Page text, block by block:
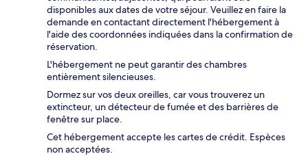
disponibles aux dates de votre séjour. Veuillez en faire la
demande en contactant directement l'hébergement à
l'aide des coordonnées indiquées dans la confirmation de
réservation.
L'hébergement ne peut garantir des chambres
entièrement silencieuses.
Dormez sur vos deux oreilles, car vous trouverez un
extincteur, un détecteur de fumée et des barrières de
fenêtre sur place.
Cet hébergement accepte les cartes de crédit. Espèces
non acceptées.